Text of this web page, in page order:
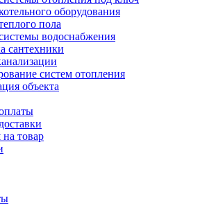
оборудования
пола
водоснабжения
сантехники
систем отопления
объекта
на товар